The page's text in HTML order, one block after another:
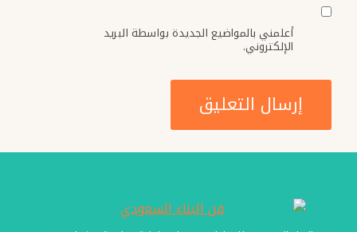
أعلمني بالمواضيع الجديدة بواسطة البريد
الإلكتروني.